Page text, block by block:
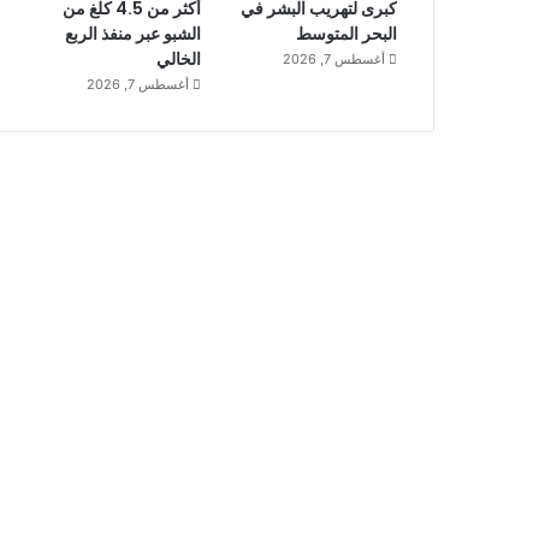
كبرى لتهريب البشر في
البحر المتوسط
أغسطس 7, 2026
أكثر من 4.5 كلغ من
الشبو عبر منفذ الربع
الخالي
أغسطس 7, 2026